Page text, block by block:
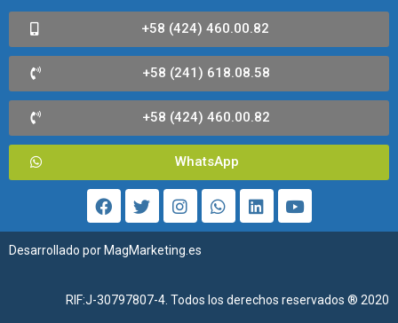
+58 (424) 460.00.82
+58 (241) 618.08.58
+58 (424) 460.00.82
WhatsApp
Desarrollado por MagMarketing.es
RIF:J-30797807-4. Todos los derechos reservados ® 2020